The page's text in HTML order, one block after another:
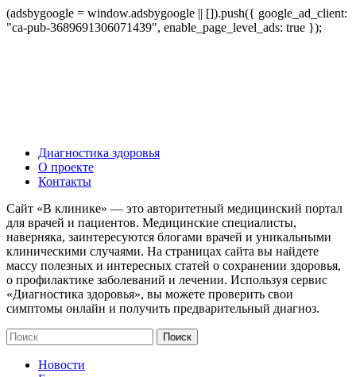
(adsbygoogle = window.adsbygoogle || []).push({ google_ad_client:
"ca-pub-3689691306071439", enable_page_level_ads: true });
Диагностика здоровья
О проекте
Контакты
Сайт «В клинике» — это авторитетный медицинский портал
для врачей и пациентов. Медицинские специалисты,
наверняка, заинтересуются блогами врачей и уникальными
клиническими случаями. На страницах сайта вы найдете
массу полезных и интересных статей о сохранении здоровья,
о профилактике заболеваний и лечении. Используя сервис
«Диагностика здоровья», вы можете проверить свои
симптомы онлайн и получить предварительный диагноз.
Новости